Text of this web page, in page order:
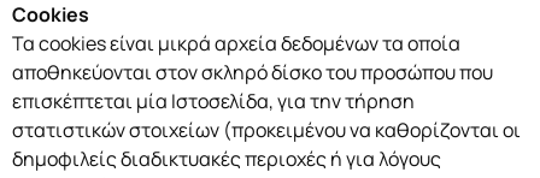
Cookies
Τα cookies είναι μικρά αρχεία δεδομένων τα οποία
αποθηκεύονται στον σκληρό δίσκο του προσώπου που
επισκέπτεται μία Ιστοσελίδα, για την τήρηση
στατιστικών στοιχείων (προκειμένου να καθορίζονται οι
δημοφιλείς διαδικτυακές περιοχές ή για λόγους